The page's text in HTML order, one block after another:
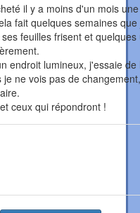
il y a moins d'un mois une
fait quelques semaines que
feuilles frisent et quelques
endroit lumineux, j'essaie de
je ne vois pas de
ceux qui répondront !